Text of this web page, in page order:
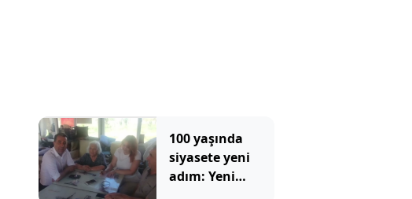
100 yaşında
siyasete yeni
adım: Yeni